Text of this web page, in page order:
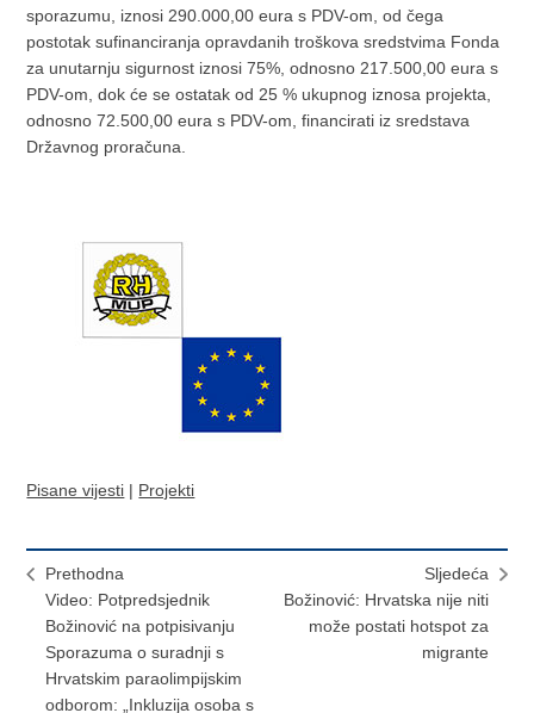
sporazumu, iznosi 290.000,00 eura s PDV-om, od čega
postotak sufinanciranja opravdanih troškova sredstvima Fonda
za unutarnju sigurnost iznosi 75%, odnosno 217.500,00 eura s
PDV-om, dok će se ostatak od 25 % ukupnog iznosa projekta,
odnosno 72.500,00 eura s PDV-om, financirati iz sredstava
Državnog proračuna.
Pisane vijesti | Projekti
Prethodna
Video: Potpredsjednik
Božinović na potpisivanju
Sporazuma o suradnji s
Hrvatskim paraolimpijskim
odborom: „Inkluzija osoba s
Sljedeća
Božinović: Hrvatska nije niti
može postati hotspot za
migrante